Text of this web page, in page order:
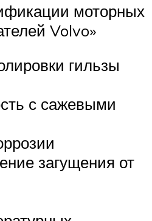
моторных
Volvo»
гильзы
с сажевыми
загущения от